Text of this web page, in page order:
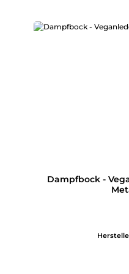
Dampfbock -